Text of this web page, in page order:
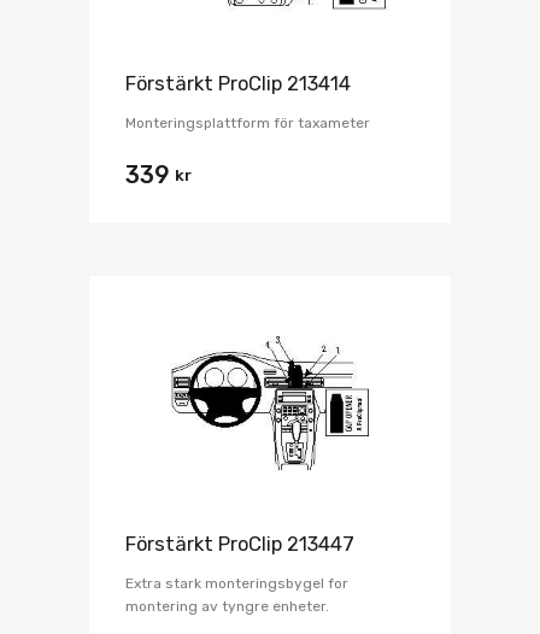
Förstärkt ProClip 213414
Monteringsplattform för taxameter
339 kr
Förstärkt ProClip 213447
Extra stark monteringsbygel for
montering av tyngre enheter.